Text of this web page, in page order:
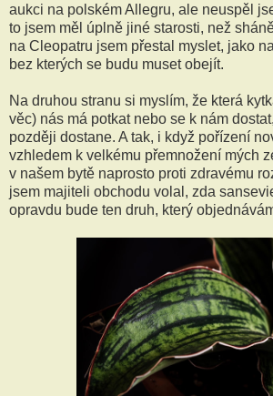
aukci na polském Allegru, ale neuspěl
to jsem měl úplně jiné starosti, než
na Cleopatru jsem přestal myslet, jako
bez kterých se budu muset obejít.
Na druhou stranu si myslím, že která
věc) nás má potkat nebo se k nám
později dostane. A tak, i když pořízení
vzhledem k velkému přemnožení mých
v našem bytě naprosto proti zdravému
jsem majiteli obchodu volal, zda
opravdu bude ten druh, který